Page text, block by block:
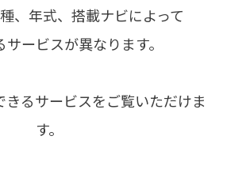
、年式、搭載ナビによって
ービスが異なります。
きるサービスをご覧いただけま
す。